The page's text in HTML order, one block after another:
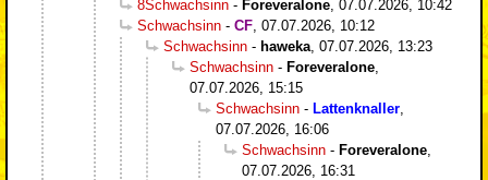
8Schwachsinn - Foreveralone 07.07.2026, 10:42
Schwachsinn - CF 07.07.2026, 10:12
Schwachsinn - haweka 07.07.2026, 13:23
Schwachsinn - Foreveralone
07.07.2026, 15:15
Schwachsinn - Lattenknaller
07.07.2026, 16:06
Schwachsinn - Foreveralone
07.07.2026, 16:31